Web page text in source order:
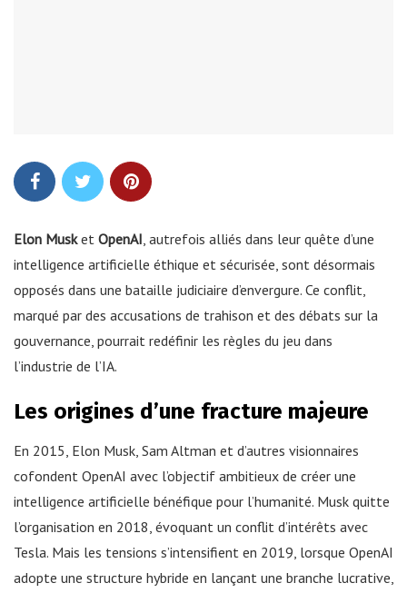
Elon Musket OpenAI, autrefois alliés dans leur quête d’une
intelligence artificielle éthique et sécurisée, sont désormais
opposés dans une bataille judiciaire d’envergure. Ce conflit,
marqué par des accusations de trahison et des débats sur la
gouvernance, pourrait redéfinir les règles du jeu dans
l’industrie de l’IA.
Les origines d’une fracture majeure
En 2015, Elon Musk, Sam Altman et d’autres visionnaires
cofondent OpenAI avec l’objectif ambitieux de créer une
intelligence artificielle bénéfique pour l’humanité. Musk quitte
l’organisation en 2018, évoquant un conflit d’intérêts avec
Tesla. Mais les tensions s’intensifient en 2019, lorsque OpenAI
adopte une structure hybride en lançant une branche lucrative,